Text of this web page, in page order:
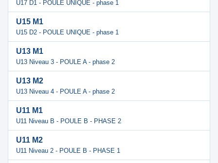
U17 D1 - POULE UNIQUE - phase 1
U15 M1
U15 D2 - POULE UNIQUE - phase 1
U13 M1
U13 Niveau 3 - POULE A - phase 2
U13 M2
U13 Niveau 4 - POULE A - phase 2
U11 M1
U11 Niveau B - POULE B - PHASE 2
U11 M2
U11 Niveau 2 - POULE B - PHASE 1